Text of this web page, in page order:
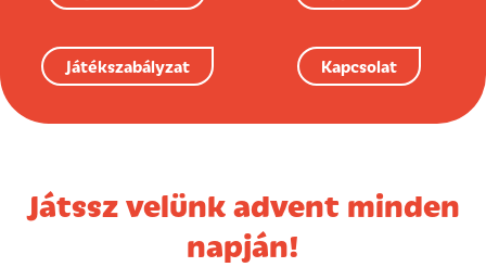
Játékszabályzat Kapcsolat
Játssz velünk advent minden
napján!